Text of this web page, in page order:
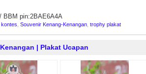
pin:2BAE6A4A
Souvenir Kenang-Kenangan trophy plakat
| Plakat Ucapan